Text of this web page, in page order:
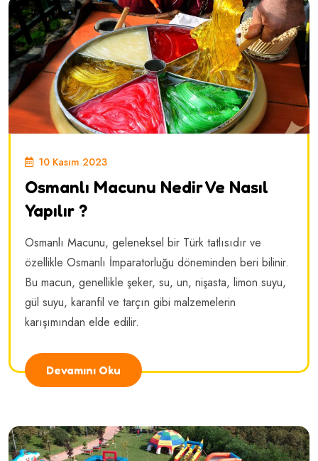
10 Kasım 2023
Osmanlı Macunu Nedir Ve Nasıl
Yapılır ?
Osmanlı Macunu, geleneksel bir Türk tatlısıdır ve
özellikle Osmanlı İmparatorluğu döneminden beri bilinir.
Bu macun, genellikle şeker, su, un, nişasta, limon suyu,
gül suyu, karanfil ve tarçın gibi malzemelerin
karışımından elde edilir.
Devamını Oku